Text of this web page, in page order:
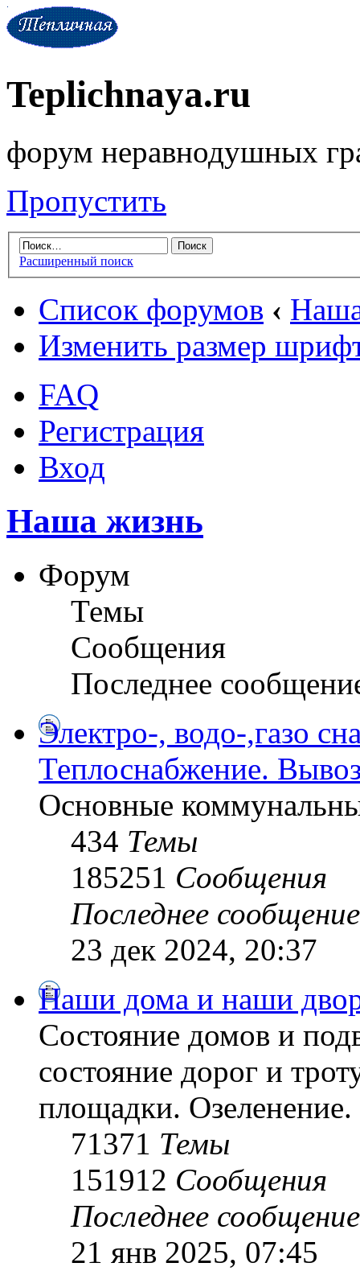
Teplichnaya.ru
форум неравнодушных
Пропустить
Расширенный поиск
Список форумов ‹
Изменить размер
FAQ
Регистрация
Вход
Наша жизнь
Форум
Темы
Сообщения
Последнее
Электро-, водо-,газо
Теплоснабжение.
Основные
434 Темы
185251 Сообщения
Последнее сообщение
23 дек 2024, 20:37
Наши дома и наши
Состояние домов и
состояние дорог и
площадки.
71371 Темы
151912 Сообщения
Последнее сообщение
21 янв 2025, 07:45